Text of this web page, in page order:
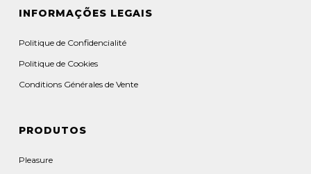
INFORMAÇÕES LEGAIS
Politique de Confidencialité
Politique de Cookies
Conditions Générales de Vente
PRODUTOS
Pleasure